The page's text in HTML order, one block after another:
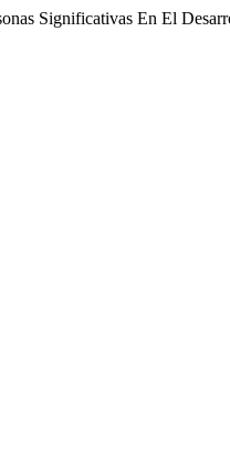
Significativas En El